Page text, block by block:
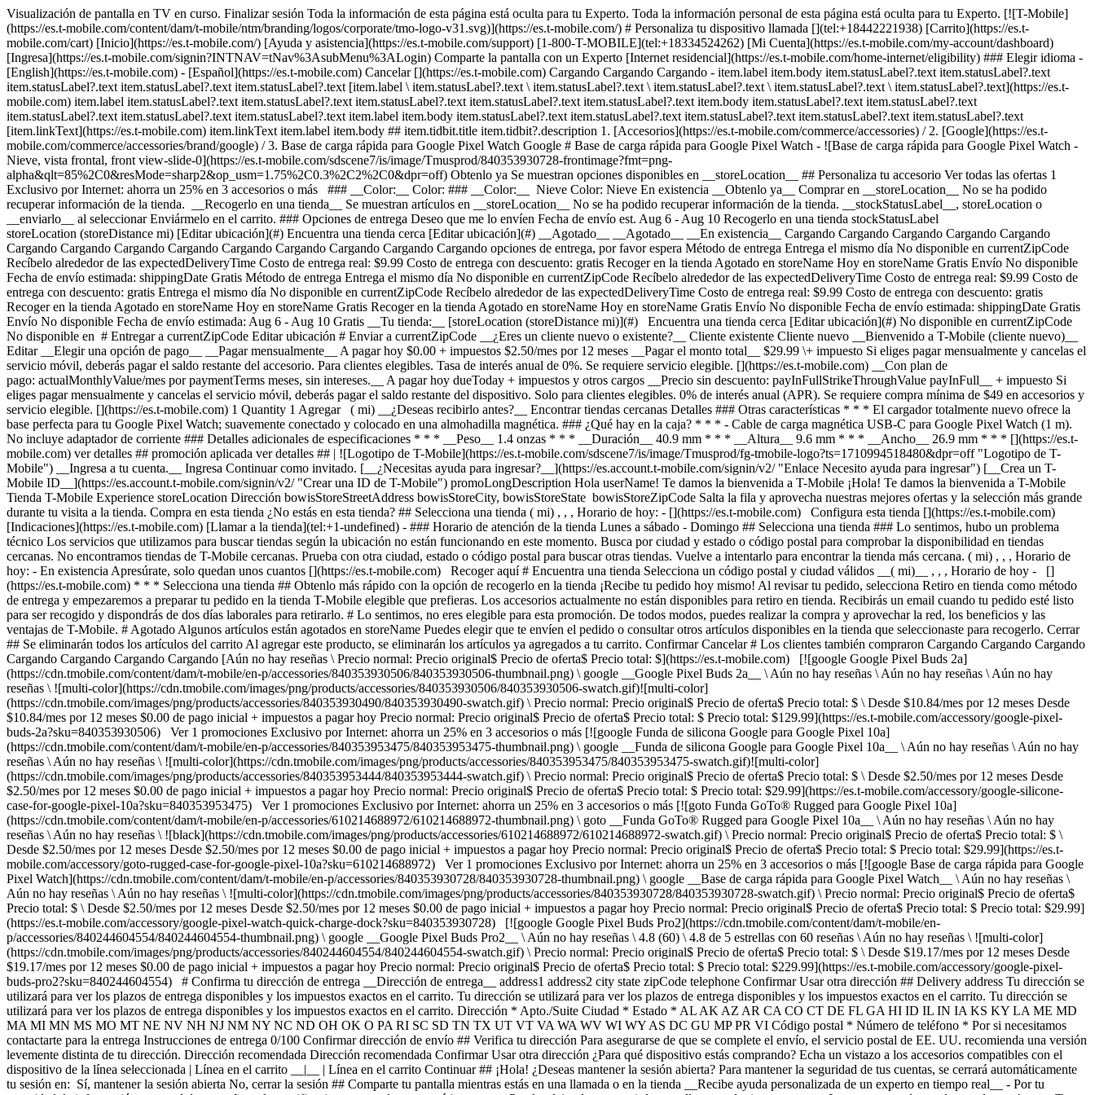
Visualización de pantalla en TV en curso. Finalizar sesión Toda la información de esta página está oculta para tu Experto. Toda la información personal de esta página está oculta para tu Experto. [![T-Mobile]
(https://es.t-mobile.com/content/dam/t-mobile/ntm/branding/logos/corporate/tmo-logo-v31.svg)](https://es.t-mobile.com/) # ​​​​​​​Personaliza tu dispositivo llamada [](tel:+18442221938) [Carrito](https://es.t-
mobile.com/cart) [Inicio](https://es.t-mobile.com/) [Ayuda y asistencia](https://es.t-mobile.com/support) [1-800-T-MOBILE](tel:+18334524262) [Mi Cuenta](https://es.t-mobile.com/my-account/dashboard)
[Ingresa](https://es.t-mobile.com/signin?INTNAV=tNav%3AsubMenu%3ALogin) Comparte la pantalla con un Experto [Internet residencial](https://es.t-mobile.com/home-internet/eligibility) ### Elegir idioma -
[English](https://es.t-mobile.com) - [Español](https://es.t-mobile.com) Cancelar [](https://es.t-mobile.com) Cargando Cargando Cargando - item.label item.body item.statusLabel?.text item.statusLabel?.text
item.statusLabel?.text item.statusLabel?.text item.statusLabel?.text [item.label \ item.statusLabel?.text \ item.statusLabel?.text \ item.statusLabel?.text \ item.statusLabel?.text \ item.statusLabel?.text](https://es.t-
mobile.com) item.label item.statusLabel?.text item.statusLabel?.text item.statusLabel?.text item.statusLabel?.text item.statusLabel?.text item.body item.statusLabel?.text item.statusLabel?.text
item.statusLabel?.text item.statusLabel?.text item.statusLabel?.text item.label item.body item.statusLabel?.text item.statusLabel?.text item.statusLabel?.text item.statusLabel?.text item.statusLabel?.text
[item.linkText](https://es.t-mobile.com) item.linkText item.label item.body ## item.tidbit.title item.tidbit?.description 1. [Accesorios](https://es.t-mobile.com/commerce/accessories) / 2. [Google](https://es.t-
mobile.com/commerce/accessories/brand/google) / 3. Base de carga rápida para Google Pixel Watch Google # Base de carga rápida para Google Pixel Watch - ![Base de carga rápida para Google Pixel Watch -
Nieve, vista frontal, front view-slide-0](https://es.t-mobile.com/sdscene7/is/image/Tmusprod/840353930728-frontimage?fmt=png-
alpha&qlt=85%2C0&resMode=sharp2&op_usm=1.75%2C0.3%2C2%2C0&dpr=off) Obtenlo ya Se muestran opciones disponibles en __storeLocation__ ## Personaliza tu accesorio Ver todas las ofertas 1 Exclusivo por Internet: ahorra un 25% en 3 accesorios o más ### __Color:__ Color: ### __Color:__ Nieve Color: Nieve En existencia __Obtenlo ya__ Comprar en __storeLocation__ No se ha podido recuperar información de la tienda. __Recogerlo en una tienda__ Se muestran artículos en __storeLocation__ No se ha podido recuperar información de la tienda. __stockStatusLabel__, storeLocation o __enviarlo__ al seleccionar Enviármelo en el carrito. ### Opciones de entrega Deseo que me lo envíen Fecha de envío est. Aug 6 - Aug 10 Recogerlo en una tienda stockStatusLabel storeLocation (storeDistance mi) [Editar ubicación](#) Encuentra una tienda cerca [Editar ubicación](#) __Agotado__ __Agotado__ __En existencia__ Cargando Cargando Cargando Cargando Cargando Cargando Cargando Cargando Cargando Cargando Cargando Cargando Cargando Cargando opciones de entrega, por favor espera Método de entrega Entrega el mismo día No disponible en currentZipCode Recíbelo alrededor de las expectedDeliveryTime Costo de entrega real: $9.99 Costo de entrega con descuento: gratis Recoger en la tienda Agotado en storeName Hoy en storeName Gratis Envío No disponible Fecha de envío estimada: shippingDate Gratis Método de entrega Entrega el mismo día No disponible en currentZipCode Recíbelo alrededor de las expectedDeliveryTime Costo de entrega real: $9.99 Costo de entrega con descuento: gratis Entrega el mismo día No disponible en currentZipCode Recíbelo alrededor de las expectedDeliveryTime Costo de entrega real: $9.99 Costo de entrega con descuento: gratis Recoger en la tienda Agotado en storeName Hoy en storeName Gratis Recoger en la tienda Agotado en storeName Hoy en storeName Gratis Envío No disponible Fecha de envío estimada: shippingDate Gratis Envío No disponible Fecha de envío estimada: Aug 6 - Aug 10 Gratis __Tu tienda:__ [storeLocation (storeDistance mi)](#) Encuentra una tienda cerca [Editar ubicación](#) No disponible en currentZipCode No disponible en # Entregar a currentZipCode Editar ubicación # Enviar a currentZipCode __¿Eres un cliente nuevo o existente?__ Cliente existente Cliente nuevo __Bienvenido a T-Mobile (cliente nuevo)__ Editar __Elegir una opción de pago__ __Pagar mensualmente__ A pagar hoy $0.00 + impuestos $2.50/mes por 12 meses __Pagar el monto total__ $29.99 \+ impuesto Si eliges pagar mensualmente y cancelas el servicio móvil, deberás pagar el saldo restante del accesorio. Para clientes elegibles. Tasa de interés anual de 0%. Se requiere servicio elegible. [](https://es.t-mobile.com) __Con plan de pago: actualMonthlyValue/mes por paymentTerms meses, sin intereses.__ A pagar hoy dueToday + impuestos y otros cargos __Precio sin descuento: payInFullStrikeThroughValue payInFull__ + impuesto Si eliges pagar mensualmente y cancelas el servicio móvil, deberás pagar el saldo restante del dispositivo. Solo para clientes elegibles. 0% de interés anual (APR). Se requiere compra mínima de $49 en accesorios y servicio elegible. [](https://es.t-mobile.com) 1 Quantity 1 Agregar ( mi) __¿Deseas recibirlo antes?__ Encontrar tiendas cercanas Detalles ### Otras características * * * El cargador totalmente nuevo ofrece la base perfecta para tu Google Pixel Watch; suavemente conectado y colocado en una almohadilla magnética. ### ¿Qué hay en la caja? * * * - Cable de carga magnética USB-C para Google Pixel Watch (1 m). No incluye adaptador de corriente ### Detalles adicionales de especificaciones * * * __Peso__ 1.4 onzas * * * __Duración__ 40.9 mm * * * __Altura__ 9.6 mm * * * __Ancho__ 26.9 mm * * * [](https://es.t-mobile.com) ver detalles ## promoción aplicada ver detalles ## | ![Logotipo de T-Mobile](https://es.t-mobile.com/sdscene7/is/image/Tmusprod/fg-tmobile-logo?ts=1710994518480&dpr=off "Logotipo de T-Mobile") __Ingresa a tu cuenta.__ Ingresa Continuar como invitado. [__¿Necesitas ayuda para ingresar?__](https://es.account.t-mobile.com/signin/v2/ "Enlace Necesito ayuda para ingresar") [__Crea un T-Mobile ID__](https://es.account.t-mobile.com/signin/v2/ "Crear una ID de T-Mobile") promoLongDescription Hola userName! Te damos la bienvenida a T-Mobile ¡Hola! Te damos la bienvenida a T-Mobile Tienda T-Mobile Experience storeLocation Dirección bowisStoreStreetAddress bowisStoreCity, bowisStoreState bowisStoreZipCode Salta la fila y aprovecha nuestras mejores ofertas y la selección más grande durante tu visita a la tienda. Compra en esta tienda ¿No estás en esta tienda? ## Selecciona una tienda ( mi) , , , Horario de hoy: - [](https://es.t-mobile.com) Configura esta tienda [](https://es.t-mobile.com) [Indicaciones](https://es.t-mobile.com) [Llamar a la tienda](tel:+1-undefined) - ### Horario de atención de la tienda Lunes a sábado - Domingo ## Selecciona una tienda ### Lo sentimos, hubo un problema técnico Los servicios que utilizamos para buscar tiendas según la ubicación no están funcionando en este momento. Busca por ciudad y estado o código postal para comprobar la disponibilidad en tiendas cercanas. No encontramos tiendas de T-Mobile cercanas. Prueba con otra ciudad, estado o código postal para buscar otras tiendas. Vuelve a intentarlo para encontrar la tienda más cercana. ( mi) , , , Horario de hoy: - En existencia Apresúrate, solo quedan unos cuantos [](https://es.t-mobile.com) Recoger aquí # Encuentra una tienda Selecciona un código postal y ciudad válidos __( mi)__ , , , Horario de hoy - [](https://es.t-mobile.com) * * * Selecciona una tienda ## Obtenlo más rápido con la opción de recogerlo en la tienda ¡Recibe tu pedido hoy mismo! Al revisar tu pedido, selecciona Retiro en tienda como método de entrega y empezaremos a preparar tu pedido en la tienda T-Mobile elegible que prefieras. Los accesorios actualmente no están disponibles para retiro en tienda. Recibirás un email cuando tu pedido esté listo para ser recogido y dispondrás de dos días laborales para retirarlo. # Lo sentimos, no eres elegible para esta promoción. De todos modos, puedes realizar la compra y aprovechar la red, los beneficios y las ventajas de T-Mobile. # Agotado Algunos artículos están agotados en storeName Puedes elegir que te envíen el pedido o consultar otros artículos disponibles en la tienda que seleccionaste para recogerlo. Cerrar ## Se eliminarán todos los artículos del carrito Al agregar este producto, se eliminarán los artículos ya agregados a tu carrito. Confirmar Cancelar # Los clientes también compraron Cargando Cargando Cargando Cargando Cargando Cargando Cargando [Aún no hay reseñas \ Precio normal: Precio original$ Precio de oferta$ Precio total: $](https://es.t-mobile.com) [![google Google Pixel Buds 2a](https://cdn.tmobile.com/content/dam/t-mobile/en-p/accessories/840353930506/840353930506-thumbnail.png) \ google __Google Pixel Buds 2a__ \ Aún no hay reseñas \ Aún no hay reseñas \ Aún no hay reseñas \ ![multi-color](https://cdn.tmobile.com/images/png/products/accessories/840353930506/840353930506-swatch.gif)![multi-color](https://cdn.tmobile.com/images/png/products/accessories/840353930490/840353930490-swatch.gif) \ Precio normal: Precio original$ Precio de oferta$ Precio total: $ \ Desde $10.84/mes por 12 meses Desde $10.84/mes por 12 meses $0.00 de pago inicial + impuestos a pagar hoy Precio normal: Precio original$ Precio de oferta$ Precio total: $ Precio total: $129.99](https://es.t-mobile.com/accessory/google-pixel-buds-2a?sku=840353930506) Ver 1 promociones Exclusivo por Internet: ahorra un 25% en 3 accesorios o más [![google Funda de silicona Google para Google Pixel 10a](https://cdn.tmobile.com/content/dam/t-mobile/en-p/accessories/840353953475/840353953475-thumbnail.png) \ google __Funda de silicona Google para Google Pixel 10a__ \ Aún no hay reseñas \ Aún no hay reseñas \ Aún no hay reseñas \ ![multi-color](https://cdn.tmobile.com/images/png/products/accessories/840353953475/840353953475-swatch.gif)![multi-color](https://cdn.tmobile.com/images/png/products/accessories/840353953444/840353953444-swatch.gif) \ Precio normal: Precio original$ Precio de oferta$ Precio total: $ \ Desde $2.50/mes por 12 meses Desde $2.50/mes por 12 meses $0.00 de pago inicial + impuestos a pagar hoy Precio normal: Precio original$ Precio de oferta$ Precio total: $ Precio total: $29.99](https://es.t-mobile.com/accessory/google-silicone-case-for-google-pixel-10a?sku=840353953475) Ver 1 promociones Exclusivo por Internet: ahorra un 25% en 3 accesorios o más [![goto Funda GoTo® Rugged para Google Pixel 10a](https://cdn.tmobile.com/content/dam/t-mobile/en-p/accessories/610214688972/610214688972-thumbnail.png) \ goto __Funda GoTo® Rugged para Google Pixel 10a__ \ Aún no hay reseñas \ Aún no hay reseñas \ Aún no hay reseñas \ ![black](https://cdn.tmobile.com/images/png/products/accessories/610214688972/610214688972-swatch.gif) \ Precio normal: Precio original$ Precio de oferta$ Precio total: $ \ Desde $2.50/mes por 12 meses Desde $2.50/mes por 12 meses $0.00 de pago inicial + impuestos a pagar hoy Precio normal: Precio original$ Precio de oferta$ Precio total: $ Precio total: $29.99](https://es.t-mobile.com/accessory/goto-rugged-case-for-google-pixel-10a?sku=610214688972) Ver 1 promociones Exclusivo por Internet: ahorra un 25% en 3 accesorios o más [![google Base de carga rápida para Google Pixel Watch](https://cdn.tmobile.com/content/dam/t-mobile/en-p/accessories/840353930728/840353930728-thumbnail.png) \ google __Base de carga rápida para Google Pixel Watch__ \ Aún no hay reseñas \ Aún no hay reseñas \ Aún no hay reseñas \ ![multi-color](https://cdn.tmobile.com/images/png/products/accessories/840353930728/840353930728-swatch.gi